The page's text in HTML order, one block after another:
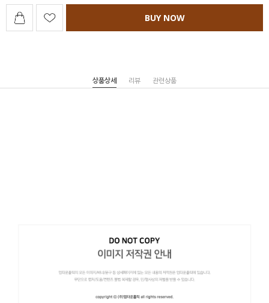
BUY NOW
상품상세 리뷰 관련상품